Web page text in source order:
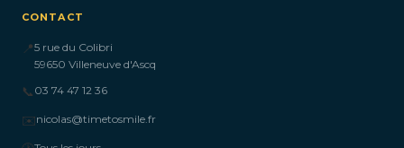
CONTACT
📍5 rue du Colibri
59650 Villeneuve d'Ascq
📞 03 74 47 12 36
✉️nicolas@timetosmile.fr